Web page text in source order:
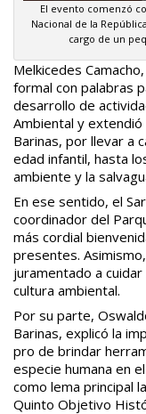
El evento comenzó
Nacional de la
cargo de un
Melkicedes
formal con palabras
desarrollo de
Ambiental y
Barinas, por llevar a
edad infantil, hasta
ambiente y la
En ese sentido, el
coordinador del
más cordial
presentes.
juramentado a
cultura ambiental.
Por su parte,
Barinas, explicó la
pro de brindar
especie humana en
como lema principal
Quinto Objetivo